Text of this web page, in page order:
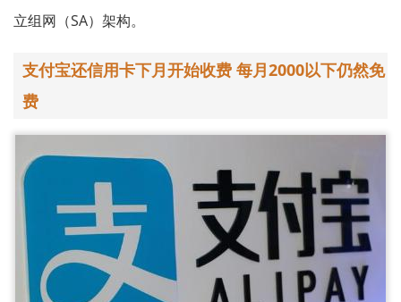
立组网（SA）架构。
支付宝还信用卡下月开始收费 每月2000以下仍然免
费